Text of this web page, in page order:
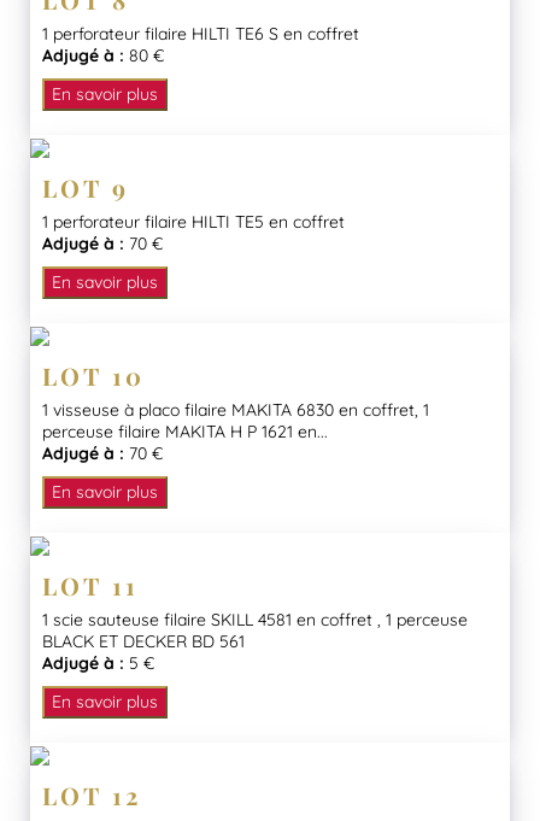
1 perforateur filaire HILTI TE6 S en coffret
Adjugé à : 80 €
En savoir plus
LOT 9
1 perforateur filaire HILTI TE5 en coffret
Adjugé à : 70 €
En savoir plus
LOT 10
1 visseuse à placo filaire MAKITA 6830 en coffret, 1
perceuse filaire MAKITA H P 1621 en...
Adjugé à : 70 €
En savoir plus
LOT 11
1 scie sauteuse filaire SKILL 4581 en coffret , 1 perceuse
BLACK ET DECKER BD 561
Adjugé à : 5 €
En savoir plus
LOT 12